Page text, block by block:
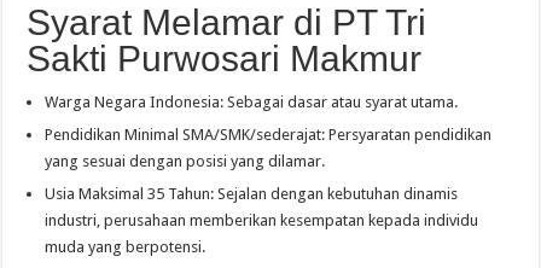
Syarat Melamar di PT Tri
Sakti Purwosari Makmur
Warga Negara Indonesia: Sebagai dasar atau syarat utama.
Pendidikan Minimal SMA/SMK/sederajat: Persyaratan pendidikan
yang sesuai dengan posisi yang dilamar.
Usia Maksimal 35 Tahun: Sejalan dengan kebutuhan dinamis
industri, perusahaan memberikan kesempatan kepada individu
muda yang berpotensi.